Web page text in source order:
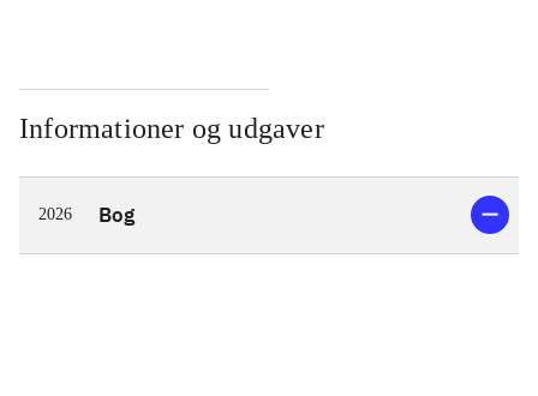
Informationer og udgaver
2026 Bog